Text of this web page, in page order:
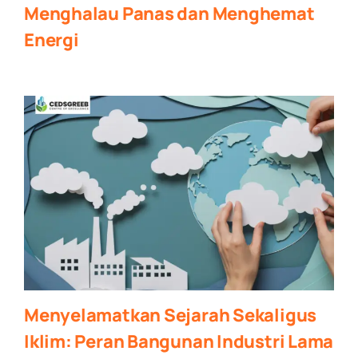
Menghalau Panas dan Menghemat
Energi
Menyelamatkan Sejarah Sekaligus
Iklim: Peran Bangunan Industri Lama